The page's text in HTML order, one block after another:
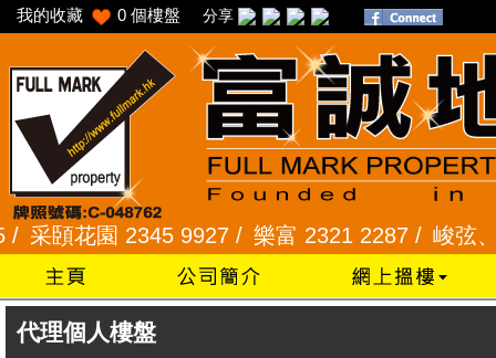
我的收藏 0 個樓盤 分享
頣花園 2345 9927 /樂富 2321 2287 /峻弦、曉
代理個人樓盤